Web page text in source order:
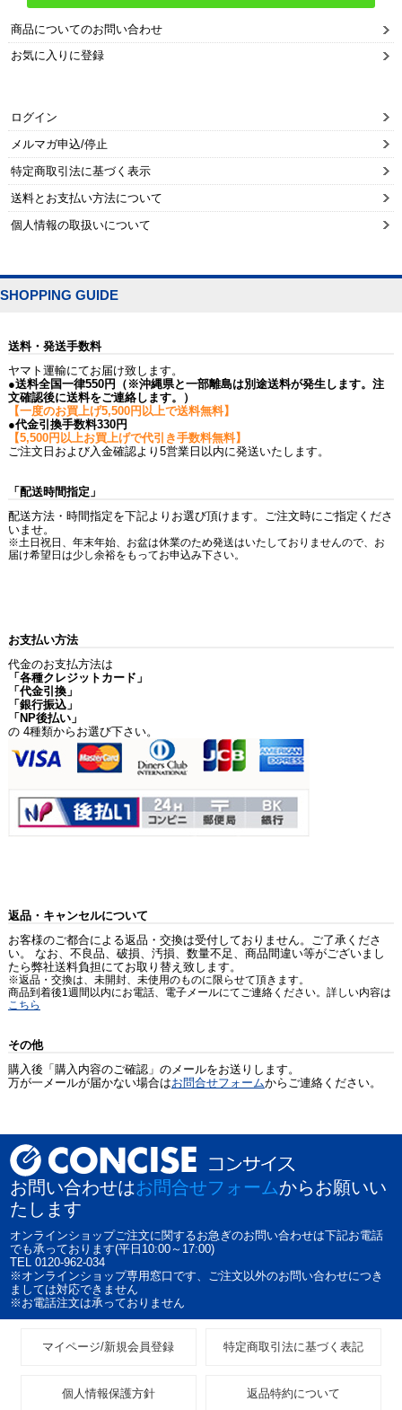
商品についてのお問い合わせ
お気に入りに登録
ログイン
メルマガ申込/停止
特定商取引法に基づく表示
送料とお支払い方法について
個人情報の取扱いについて
SHOPPING GUIDE
送料・発送手数料
ヤマト運輸にてお届け致します。
●送料全国一律550円（※沖縄県と一部離島は別途送料が発生します。注
文確認後に送料をご連絡します。）
【一度のお買上げ5,500円以上で送料無料】
●代金引換手数料330円
【5,500円以上お買上げで代引き手数料無料】
ご注文日および入金確認より5営業日以内に発送いたします。
「配送時間指定」
配送方法・時間指定を下記よりお選び頂けます。ご注文時にご指定くださ
いませ。
※土日祝日、年末年始、お盆は休業のため発送はいたしておりませんので、お
届け希望日は少し余裕をもってお申込み下さい。
お支払い方法
代金のお支払方法は
「各種クレジットカード」
「代金引換」
「銀行振込」
「NP後払い」
の 4種類からお選び下さい。
返品・キャンセルについて
お客様のご都合による返品・交換は受付しておりません。ご了承くださ
い。 なお、不良品、破損、汚損、数量不足、商品間違い等がございまし
たら弊社送料負担にてお取り替え致します。
※返品・交換は、未開封、未使用のものに限らせて頂きます。
商品到着後1週間以内にお電話、電子メールにてご連絡ください。詳しい内容は
こちら
その他
購入後「購入内容のご確認」のメールをお送りします。
万が一メールが届かない場合はお問合せフォームからご連絡ください。
お問い合わせはお問合せフォームからお願いい
たします
オンラインショップご注文に関するお急ぎのお問い合わせは下記お電話
でも承っております(平日10:00～17:00)
TEL 0120-962-034
※オンラインショップ専用窓口です、ご注文以外のお問い合わせにつき
ましては対応できません
※お電話注文は承っておりません
マイページ/新規会員登録 特定商取引法に基づく表記
個人情報保護方針 返品特約について